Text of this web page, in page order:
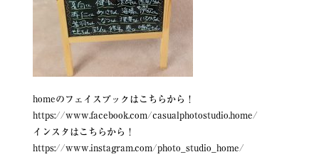
homeのフェイスブックはこちらから！
https://www.facebook.com/casualphotostudio.home/
インスタはこちらから！
https://www.instagram.com/photo_studio_home/